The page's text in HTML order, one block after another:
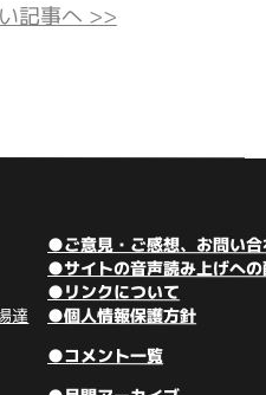
記事へ >>
達
●ご意見・ご感想、お問い合
●サイトの音声読み上げへの
●リンクについて
●個人情報保護方針
●コメント一覧